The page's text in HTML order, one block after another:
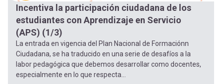
Incentiva la participación ciudadana de los
estudiantes con Aprendizaje en Servicio
(APS) (1/3)
La entrada en vigencia del Plan Nacional de Formaciónn
Ciudadana, se ha traducido en una serie de desafíos a la
labor pedagógica que debemos desarrollar como docentes,
especialmente en lo que respecta...